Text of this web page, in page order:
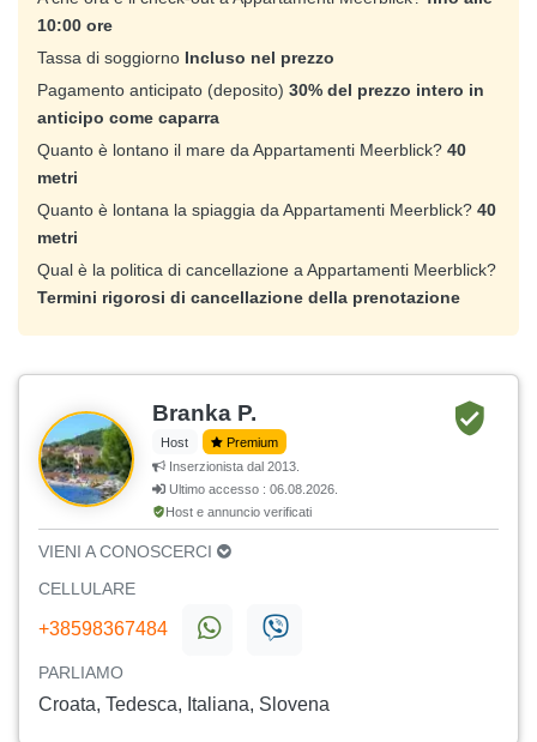
10:00 ore
Tassa di soggiorno Incluso nel prezzo
Pagamento anticipato (deposito) 30% del prezzo intero in
anticipo come caparra
Quanto è lontano il mare da Appartamenti Meerblick? 40
metri
Quanto è lontana la spiaggia da Appartamenti Meerblick? 40
metri
Qual è la politica di cancellazione a Appartamenti Meerblick?
Termini rigorosi di cancellazione della prenotazione
Branka P.
Host
Premium
Inserzionista dal 2013.
Ultimo accesso : 06.08.2026.
Host e annuncio verificati
VIENI A CONOSCERCI
CELLULARE
+38598367484
PARLIAMO
Croata, Tedesca, Italiana, Slovena